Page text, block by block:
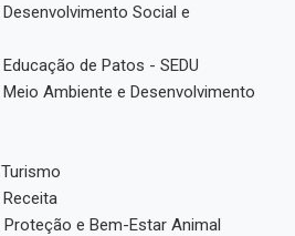
Social e
de Patos - SEDU
Ambiente e Desenvolvimento
e Bem-Estar Animal